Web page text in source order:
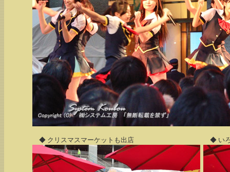
◆ クリスマスマーケットも出店 ◆ いろ